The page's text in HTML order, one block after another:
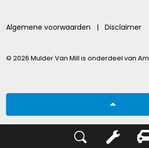
Algemene voorwaarden |Disclaimer
© 2026 Mulder Van Mill is onderdeel van